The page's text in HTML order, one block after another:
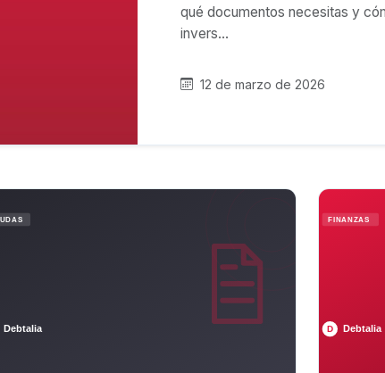
qué documentos necesitas y
invers…
12 de marzo de 2026